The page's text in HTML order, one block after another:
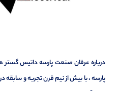
درباره عرفان صنعت پارسه داتیس
پارسه ، با بیش از نیم قرن تجربه و سابقه